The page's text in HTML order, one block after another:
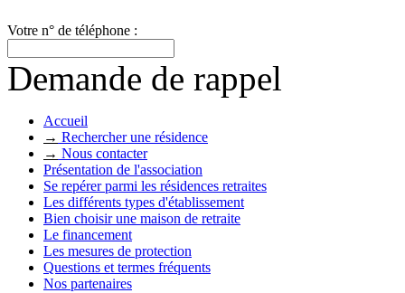
Votre n° de téléphone :
Demande de rappel
Accueil
→ Rechercher une résidence
→ Nous contacter
Présentation de l'association
Se repérer parmi les résidences retraites
Les différents types d'établissement
Bien choisir une maison de retraite
Le financement
Les mesures de protection
Questions et termes fréquents
Nos partenaires